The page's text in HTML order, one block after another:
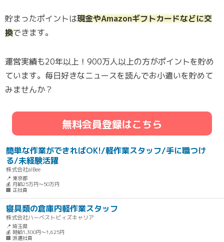
貯まったポイントは現金やAmazonギフトカードなどに交
換できます。
運営実績も20年以上！900万人以上の方がポイントを貯め
ています。毎日好きなニュースを読んでお小遣いを貯めて
みませんか？
無料会員登録はこちら
簡単な作業ができればOK!/軽作業スタッフ/手に職つけ
る/未経験活躍
株式会社alBee
📍 東京都
💰 月給25万円～50万円
🏢 正社員
寝具類の倉庫内軽作業スタッフ
株式会社ハーベストビィズキャリア
📍 埼玉県
💰 時給1,300円～1,625円
🏢 派遣社員